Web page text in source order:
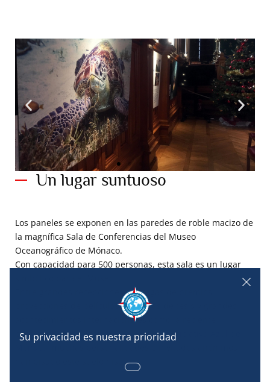
Un lugar suntuoso
Los paneles se exponen en las paredes de roble macizo de
la magnífica Sala de Conferencias del Museo
Oceanográfico de Mónaco.
Con capacidad para 500 personas, esta sala es un lugar
Entre grandes recepciones, entregas de premios,
proyecciones de películas, defensas de tesis y grandes
acontecimientos internacionales como la reciente
presentación del informedel IPCCy laIniciativa Azul de
han pisado este suelo histórico.